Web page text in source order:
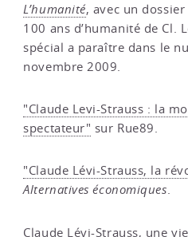
L’humanité, avec un
100 ans d’humanité de Cl.
spécial a paraître dans le
novembre 2009.
"Claude Levi-Strauss : la
spectateur" sur Rue89.
"Claude Lévi-Strauss, la
Alternatives économiques.
Claude Lévi-Strauss, une